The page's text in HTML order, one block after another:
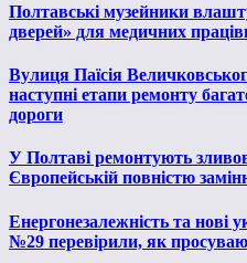
Полтавські музейники
дверей» для медичних
Вулиця Паїсія
наступні етапи ремонту
дороги
У Полтаві ремонтують
Європейській повністю
Енергонезалежність та нові
№29 перевірили, як